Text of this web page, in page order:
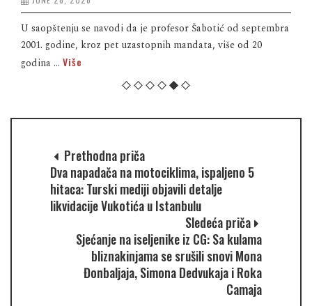
U saopštenju se navodi da je profesor Šabotić od septembra
2001. godine, kroz pet uzastopnih mandata, više od 20
godina ... Više
Prethodna priča
Dva napadača na motociklima, ispaljeno 5
hitaca: Turski mediji objavili detalje
likvidacije Vukotića u Istanbulu
Sledeća priča
Sjećanje na iseljenike iz CG: Sa kulama
bliznakinjama se srušili snovi Mona
Đonbaljaja, Simona Dedvukaja i Roka
Camaja